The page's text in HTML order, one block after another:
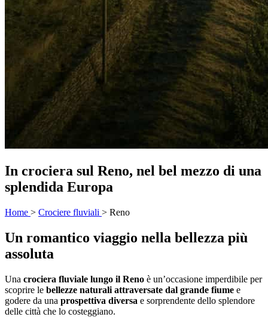
In crociera sul Reno, nel bel mezzo di una
splendida Europa
Home > Crociere fluviali > Reno
Un romantico viaggio nella bellezza più
assoluta
Una crociera fluviale lungo il Reno è un’occasione imperdibile per
scoprire le bellezze naturali attraversate dal grande fiume e
godere da una prospettiva diversa e sorprendente dello splendore
delle città che lo costeggiano.